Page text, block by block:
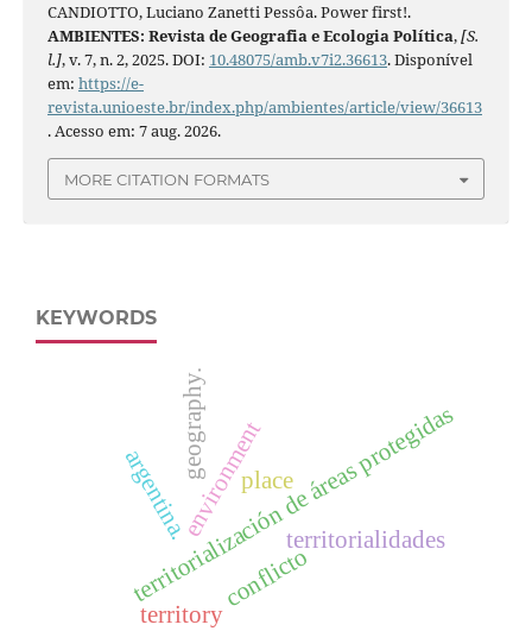
CANDIOTTO, Luciano Zanetti Pessôa. Power first!.
AMBIENTES: Revista de Geografia e Ecologia Política,[S.
l.], v. 7, n. 2, 2025. DOI: 10.48075/amb.v7i2.36613. Disponível
em: https://e-
revista.unioeste.br/index.php/ambientes/article/view/36613
. Acesso em: 7 aug. 2026.
MORE CITATION FORMATS
KEYWORDS
territorialización de áreas protegidas
territorialidades
conflicto
argentina.environment
territory
place
geography.